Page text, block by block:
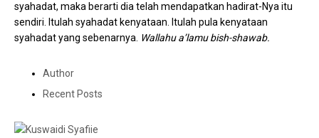
syahadat, maka berarti dia telah mendapatkan hadirat-Nya itu
sendiri. Itulah syahadat kenyataan. Itulah pula kenyataan
syahadat yang sebenarnya. Wallahu a’lamu bish-shawab.
Author
Recent Posts